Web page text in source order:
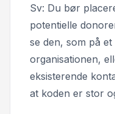
Sv: Du bør
potentielle
se den, som på
organisationen,
eksisterende
at koden er stor